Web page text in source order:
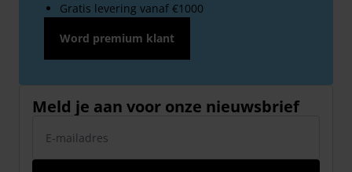
Gratis levering vanaf €1000
Word premium klant
Meld je aan voor onze nieuwsbrief